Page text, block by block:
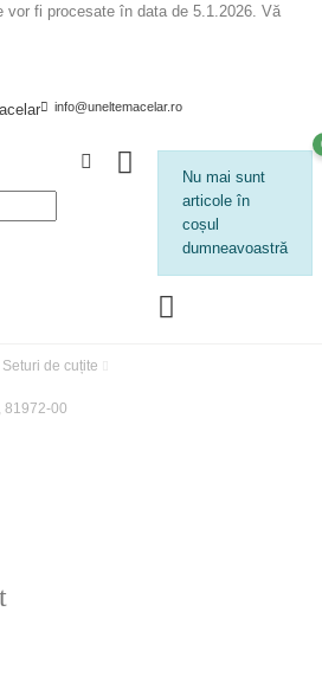
fi procesate în data de 5.1.2026. Vă
info@uneltemacelar.ro
Nu mai sunt
articole în
coșul
dumneavoastră
Seturi de cuțite
81972-00